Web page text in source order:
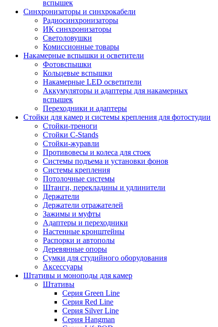
вспышек
Синхронизаторы и синхрокабели
Радиосинхронизаторы
ИК синхронизаторы
Светоловушки
Комиссионные товары
Накамерные вспышки и осветители
Фотовспышки
Кольцевые вспышки
Накамерные LED осветители
Аккумуляторы и адаптеры для накамерных
вспышек
Переходники и адаптеры
Стойки для камер и системы крепления для фотостудии
Стойки-треноги
Стойки C-Stands
Стойки-журавли
Противовесы и колеса для стоек
Системы подъема и установки фонов
Системы крепления
Потолочные системы
Штанги, перекладины и удлинители
Держатели
Держатели отражателей
Зажимы и муфты
Адаптеры и переходники
Настенные кронштейны
Распорки и автополы
Деревянные опоры
Сумки для студийного оборудования
Аксессуары
Штативы и моноподы для камер
Штативы
Серия Green Line
Серия Red Line
Серия Silver Line
Серия Hangman